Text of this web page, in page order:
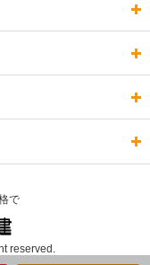
で
reserved.